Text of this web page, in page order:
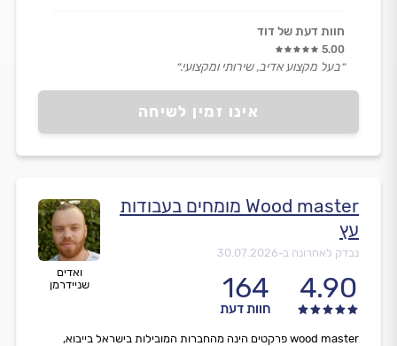
אינו זמין לשיחה
חוות דעת של דוד
5.00
״בעל מקצוע אדיב, שירותי ומקצועי.״
ואדים
שניידרמן
Wood master מומחים בעבודות
עץ
נבדק לאחרונה ב-30.07.2026
4.90
164
חוות דעת
wood master פרקטים הינה מהחברות המובילות בישראל בייבוא,